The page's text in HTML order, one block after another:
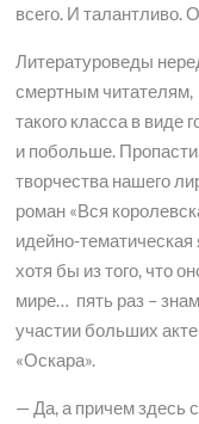
всего. И талантливо.
Литературоведы
смертным читателям,
такого класса в виде
и побольше.
творчества нашего
роман «Вся
идейно-тематическая
хотя бы из того, что
мире… пять раз –
участии больших
«Оскара».
— Да, а причем здесь